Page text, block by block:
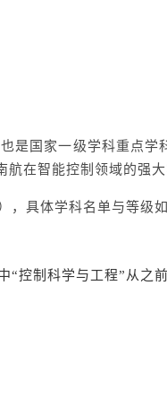
是国家一级学科重点学
在智能控制领域的强大
具体学科名单与等级如
“控制科学与工程”从之